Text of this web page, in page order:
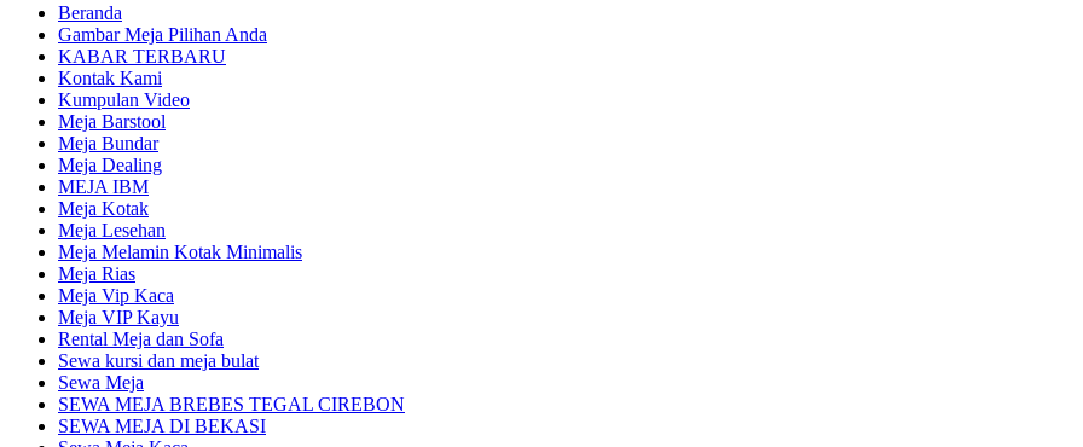
Beranda
Gambar Meja Pilihan Anda
KABAR TERBARU
Kontak Kami
Kumpulan Video
Meja Barstool
Meja Bundar
Meja Dealing
MEJA IBM
Meja Kotak
Meja Lesehan
Meja Melamin Kotak Minimalis
Meja Rias
Meja Vip Kaca
Meja VIP Kayu
Rental Meja dan Sofa
Sewa kursi dan meja bulat
Sewa Meja
SEWA MEJA BREBES TEGAL CIREBON
SEWA MEJA DI BEKASI